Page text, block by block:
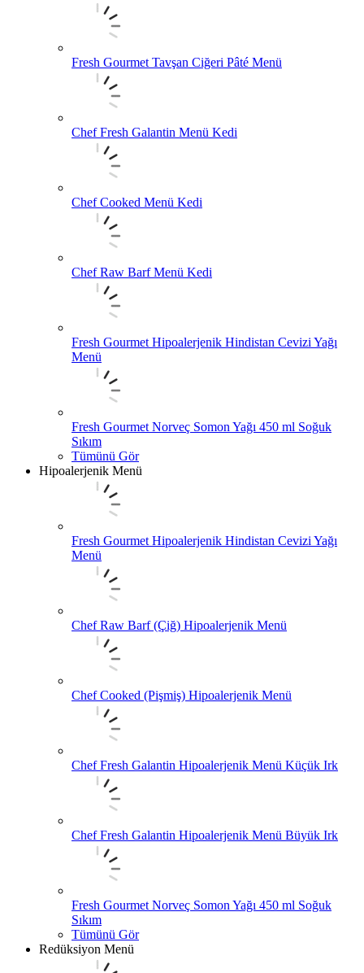
Fresh Gourmet Tavşan Ciğeri Pâté Menü
Chef Fresh Galantin Menü Kedi
Chef Cooked Menü Kedi
Chef Raw Barf Menü Kedi
Fresh Gourmet Hipoalerjenik Hindistan Cevizi Yağı
Menü
Fresh Gourmet Norveç Somon Yağı 450 ml Soğuk
Sıkım
Tümünü Gör
Hipoalerjenik Menü
Fresh Gourmet Hipoalerjenik Hindistan Cevizi Yağı
Menü
Chef Raw Barf (Çiğ) Hipoalerjenik Menü
Chef Cooked (Pişmiş) Hipoalerjenik Menü
Chef Fresh Galantin Hipoalerjenik Menü Küçük Irk
Chef Fresh Galantin Hipoalerjenik Menü Büyük Irk
Fresh Gourmet Norveç Somon Yağı 450 ml Soğuk
Sıkım
Tümünü Gör
Redüksiyon Menü